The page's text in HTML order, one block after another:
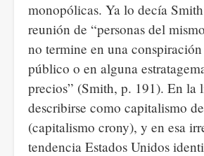
monopólicas. Ya lo decía
reunión de “personas del
no termine en una
público o en alguna
precios” (Smith, p. 191). En la
describirse como capitalismo
(capitalismo crony), y en esa
tendencia Estados Unidos